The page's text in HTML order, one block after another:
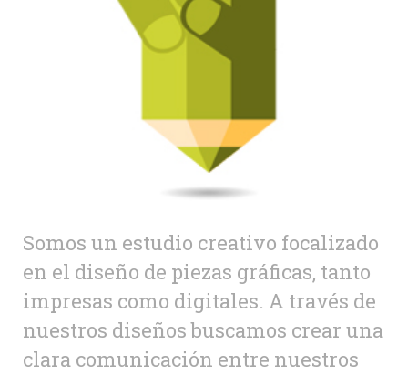
Somos un estudio creativo focalizado
en el diseño de piezas gráficas, tanto
impresas como digitales. A través de
nuestros diseños buscamos crear una
clara comunicación entre nuestros